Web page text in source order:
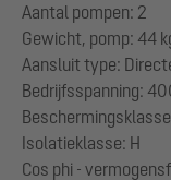
Aantal pompen: 2
Gewicht, pomp: 44
Aansluit type:
Bedrijfsspanning:
Isolatieklasse: H
Cos phi -